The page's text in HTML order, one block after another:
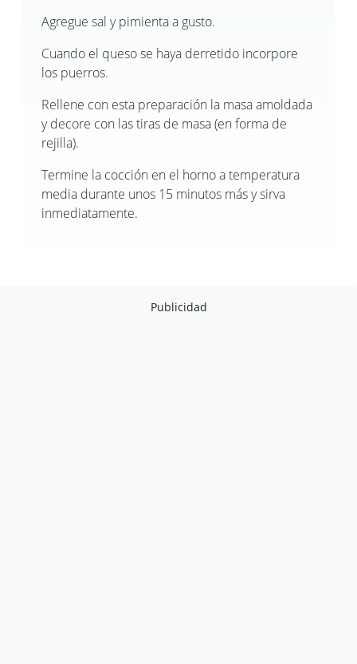
Agregue sal y pimienta a gusto.
Cuando el queso se haya derretido incorpore
los puerros.
Rellene con esta preparación la masa amoldada
y decore con las tiras de masa (en forma de
rejilla).
Termine la cocción en el horno a temperatura
media durante unos 15 minutos más y sirva
inmediatamente.
Publicidad